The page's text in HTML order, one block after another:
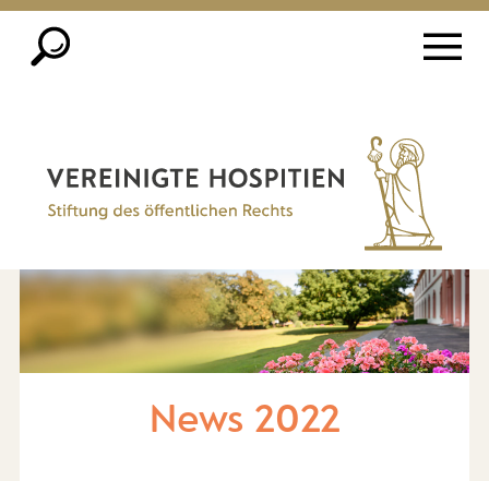
News 2022